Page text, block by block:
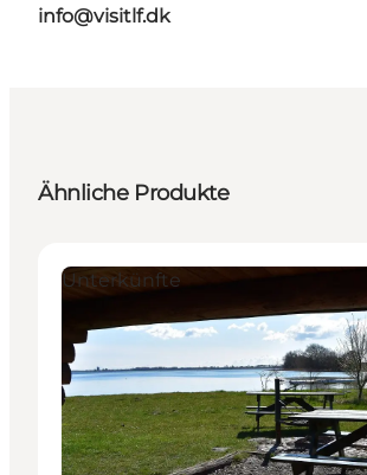
info@visitlf.dk
Ähnliche Produkte
Unterkünfte